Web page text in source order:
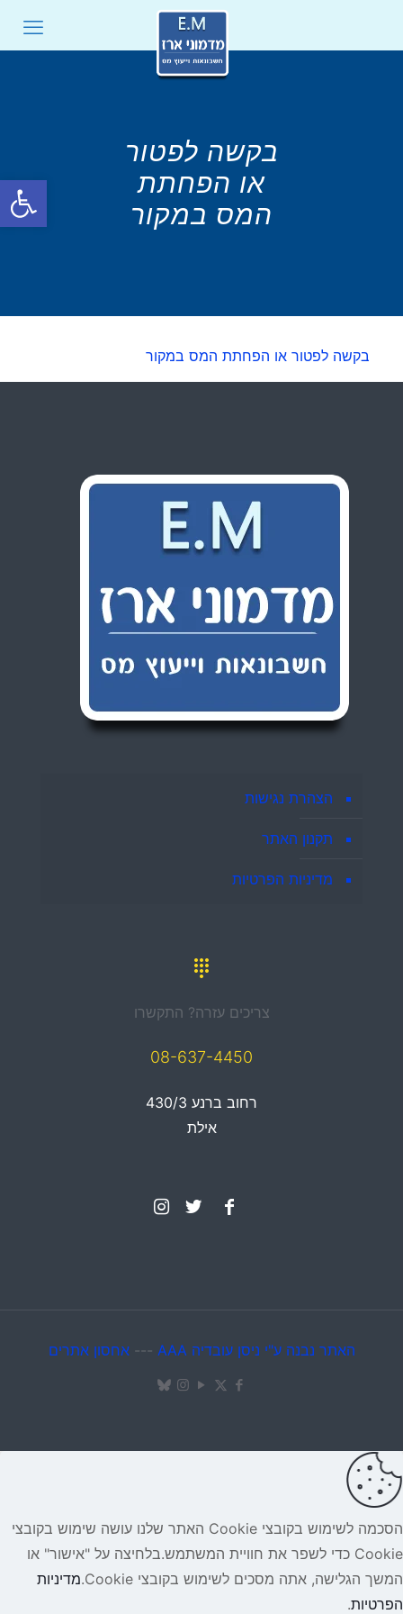
בקשה לפטור
או הפחתת
המס במקור
בקשה לפטור או הפחתת המס במקור
הצהרת נגישות
תקנון האתר
מדיניות הפרטיות
צריכים עזרה? התקשרו
08-637-4450
רחוב ברנע 430/3
אילת
האתר נבנה ע"י ניסן עובדיה AAA ---אחסון אתרים
הסכמה לשימוש בקובצי Cookie האתר שלנו עושה שימוש בקובצי
Cookie כדי לשפר את חוויית המשתמש.בלחיצה על "אישור" או
המשך הגלישה, אתה מסכים לשימוש בקובצי Cookie.
מדיניות
הפרטיות.
פתח